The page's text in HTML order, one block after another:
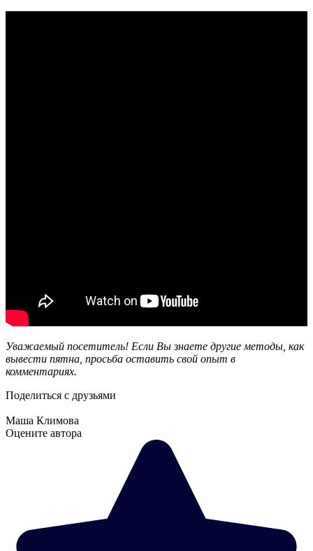
Уважаемый посетитель! Если Вы знаете другие методы, как
вывести пятна, просьба оставить свой опыт в
комментариях.
Поделиться с друзьями
Маша Климова
Оцените автора